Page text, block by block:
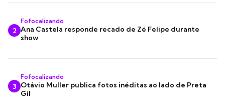
2
Fofocalizando
Ana Castela responde recado de Zé Felipe durante
show
3
Fofocalizando
Otávio Muller publica fotos inéditas ao lado de Preta
Gil